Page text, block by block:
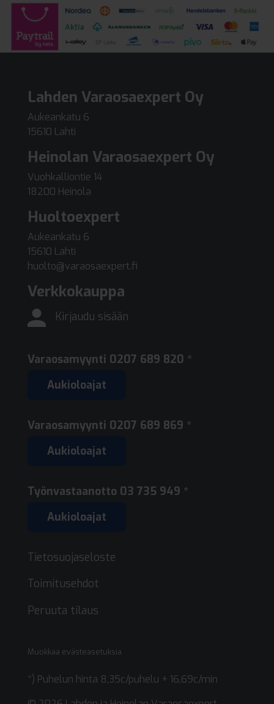
Lahden Varaosaexpert Oy
Aukeankatu 6
15610 Lahti
Heinolan Varaosaexpert Oy
Vuohkalliontie 14
18200 Heinola
Huoltoexpert
Aukeankatu 6
15610 Lahti
huolto@varaosaexpert.fi
Verkkokauppa
Kirjaudu sisään
Varaosamyynti 0207 689 820 *
Aukioloajat
Varaosamyynti 0207 689 869 *
Aukioloajat
Työnvastaanotto 03 735 949 *
Aukioloajat
Tietosuojaseloste
Toimitusehdot
Peruuta tilaus
Muokkaa evästeasetuksia
*) Puhelun hinta 8,35c/puhelu + 16,69c/min